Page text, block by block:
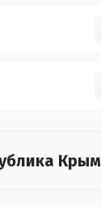
Крым